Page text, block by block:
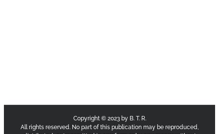
Copyright © 2023 by B. T. R.
All rights reserved. No part of this publication may be reproduced,